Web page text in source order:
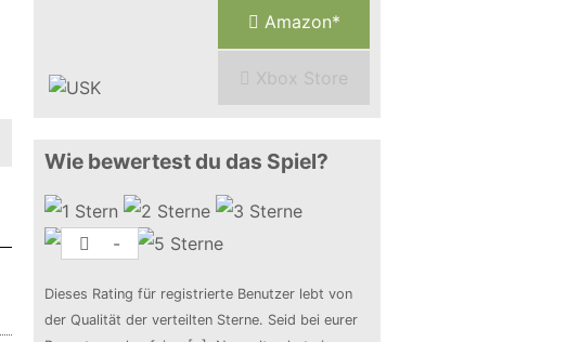
Amazon*
Xbox Store
Wie bewertest du das Spiel?
-
Dieses Rating für registrierte Benutzer lebt von
der Qualität der verteilten Sterne. Seid bei eurer